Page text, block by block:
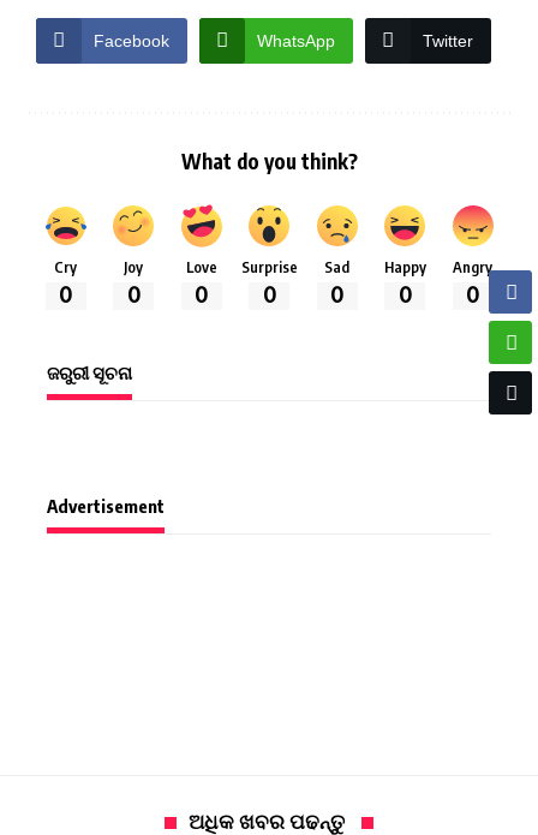
Facebook WhatsApp Twitter
What do you think?
Cry
0
Joy
0
Love
0
Surprise
0
Sad
0
Happy
0
Angry
0
ଜରୁରୀ ସୂଚନା
Advertisement
ଅଧିକ ଖବର ପଢନ୍ତୁ